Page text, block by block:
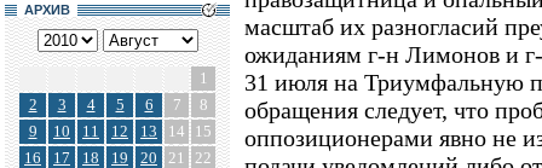
АРХИВ
1
2
3 4 5 6 7
8
9
10 11 12 13 14
15
16
17 18 19 20 21
22
масштаб их разногласий
ожиданиям г-н Лимонов и
31 июля на Триумфальную
обращения следует, что
оппозиционерами явно не